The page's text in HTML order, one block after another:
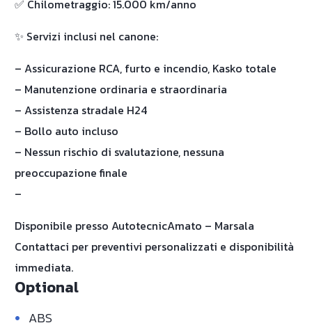
✅ Chilometraggio: 15.000 km/anno
✨ Servizi inclusi nel canone:
– Assicurazione RCA, furto e incendio, Kasko totale
– Manutenzione ordinaria e straordinaria
– Assistenza stradale H24
– Bollo auto incluso
– Nessun rischio di svalutazione, nessuna
preoccupazione finale
–
Disponibile presso AutotecnicAmato – Marsala
Contattaci per preventivi personalizzati e disponibilità
immediata.
Optional
• ABS